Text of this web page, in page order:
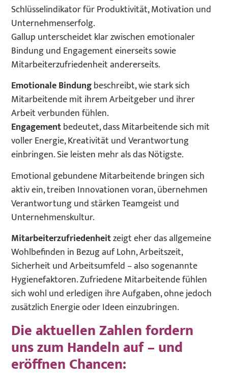
Schlüsselindikator für Produktivität, Motivation und
Unternehmenserfolg.
Gallup unterscheidet klar zwischen emotionaler
Bindung und Engagement einerseits sowie
Mitarbeiterzufriedenheit andererseits.
Emotionale Bindungbeschreibt, wie stark sich
Mitarbeitende mit ihrem Arbeitgeber und ihrer
Arbeit verbunden fühlen.
Engagementbedeutet, dass Mitarbeitende sich mit
voller Energie, Kreativität und Verantwortung
einbringen. Sie leisten mehr als das Nötigste.
Emotional gebundene Mitarbeitende bringen sich
aktiv ein, treiben Innovationen voran, übernehmen
Verantwortung und stärken Teamgeist und
Unternehmenskultur.
Mitarbeiterzufriedenheitzeigt eher das allgemeine
Wohlbefinden in Bezug auf Lohn, Arbeitszeit,
Sicherheit und Arbeitsumfeld – also sogenannte
Hygienefaktoren. Zufriedene Mitarbeitende fühlen
sich wohl und erledigen ihre Aufgaben, ohne jedoch
zusätzlich Energie oder Ideen einzubringen.
Die aktuellen Zahlen fordern
uns zum Handeln auf – und
eröffnen Chancen: